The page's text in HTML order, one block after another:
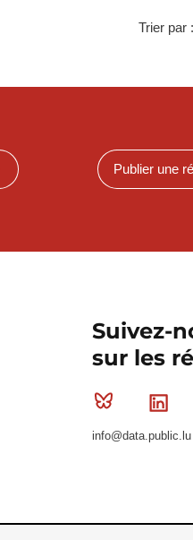
Trier par :
Publier une
Suivez-
sur les
Bluesky
info@data.public.lu